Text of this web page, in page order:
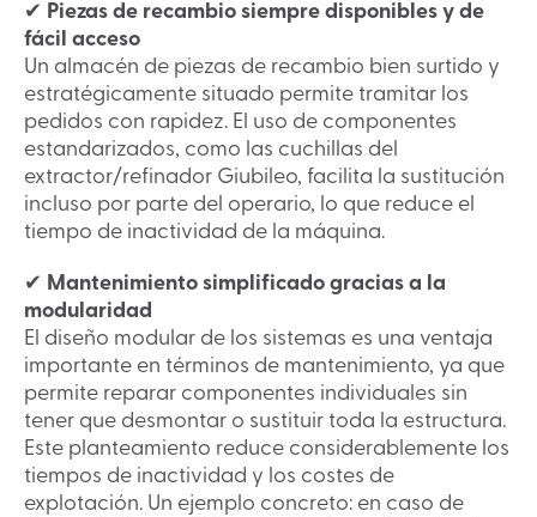
✔ Piezas de recambio siempre disponibles y de
fácil acceso
Un almacén de piezas de recambio bien surtido y
estratégicamente situado permite tramitar los
pedidos con rapidez. El uso de componentes
estandarizados, como las cuchillas del
extractor/refinador Giubileo, facilita la sustitución
incluso por parte del operario, lo que reduce el
tiempo de inactividad de la máquina.
✔ Mantenimiento simplificado gracias a la
modularidad
El diseño modular de los sistemas es una ventaja
importante en términos de mantenimiento, ya que
permite reparar componentes individuales sin
tener que desmontar o sustituir toda la estructura.
Este planteamiento reduce considerablemente los
tiempos de inactividad y los costes de
explotación. Un ejemplo concreto: en caso de